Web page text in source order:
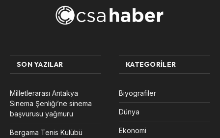
SON YAZILAR
Milletlerarası Antakya
Sinema Şenliği’ne sinema
başvurusu yağmuru
Bergama Tenis Kulübü
KATEGORILER
Biyografiler
Dünya
Ekonomi